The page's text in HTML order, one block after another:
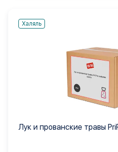
Халяль
Лук и прованские травы